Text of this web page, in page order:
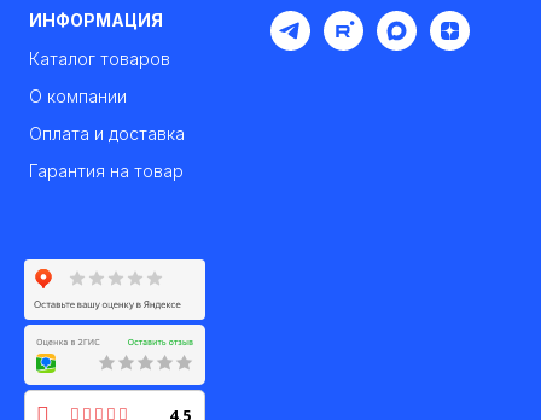
ИНФОРМАЦИЯ
Каталог товаров
О компании
Оплата и доставка
Гарантия на товар